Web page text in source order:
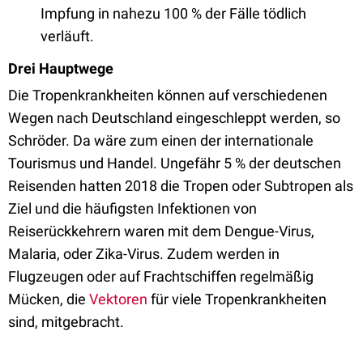
Impfung in nahezu 100 % der Fälle tödlich
verläuft.
Drei Hauptwege
Die Tropenkrankheiten können auf verschiedenen
Wegen nach Deutschland eingeschleppt werden, so
Schröder. Da wäre zum einen der internationale
Tourismus und Handel. Ungefähr 5 % der deutschen
Reisenden hatten 2018 die Tropen oder Subtropen als
Ziel und die häufigsten Infektionen von
Reiserückkehrern waren mit dem Dengue-Virus,
Malaria, oder Zika-Virus. Zudem werden in
Flugzeugen oder auf Frachtschiffen regelmäßig
Mücken, die Vektoren für viele Tropenkrankheiten
sind, mitgebracht.